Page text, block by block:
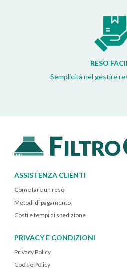
RESO
Semplicità nel gestire
ASSISTENZA CLIENTI
Come fare un reso
Metodi di pagamento
Costi e tempi di spedizione
PRIVACY E CONDIZIONI
Privacy Policy
Cookie Policy